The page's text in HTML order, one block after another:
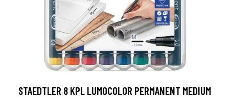
STAEDTLER 8 KPL LUMOCOLOR PERMANENT MEDIUM